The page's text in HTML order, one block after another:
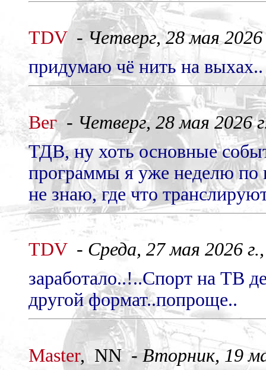
TDV-Четверг, 28 мая
придумаю чё нить на выхах..
Вег - Четверг, 28 мая 2026
ТДВ, ну хоть основные
программы я уже неделю по
не знаю, где что
TDV- Среда, 27 мая 2026
заработало..!..Спорт на ТВ
другой формат..попроще..
Master, NN -Вторник, 19